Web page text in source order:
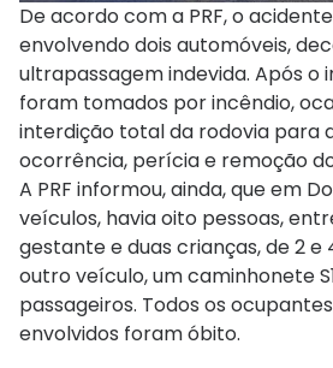
De acordo com a PRF, o
envolvendo dois automóveis,
ultrapassagem indevida. Após o
foram tomados por incêndio,
interdição total da rodovia para
ocorrência, perícia e remoção
A PRF informou, ainda, que em
veículos, havia oito pessoas,
gestante e duas crianças, de 2 e
outro veículo, um caminhonete
passageiros. Todos os
envolvidos foram óbito.